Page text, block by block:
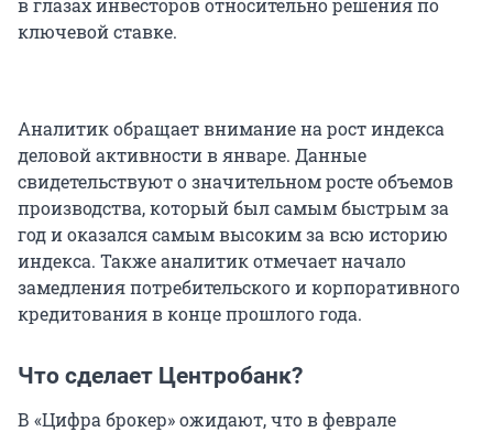
в глазах инвесторов относительно решения по
ключевой ставке.
Аналитик обращает внимание на рост индекса
деловой активности в январе. Данные
свидетельствуют о значительном росте объемов
производства, который был самым быстрым за
год и оказался самым высоким за всю историю
индекса. Также аналитик отмечает начало
замедления потребительского и корпоративного
кредитования в конце прошлого года.
Что сделает Центробанк?
В «Цифра брокер» ожидают, что в феврале